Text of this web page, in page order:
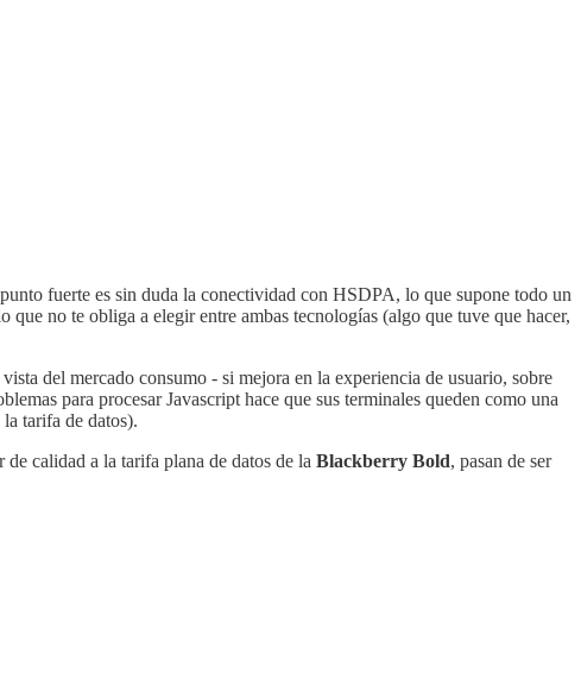
fuerte es sin duda la conectividad con HSDPA, lo que supone todo un
no te obliga a elegir entre ambas tecnologías (algo que tuve que hacer,
del mercado consumo - si mejora en la experiencia de usuario, sobre
para procesar Javascript hace que sus terminales queden como una
tarifa de datos).
calidad a la tarifa plana de datos de la Blackberry Bold, pasan de ser